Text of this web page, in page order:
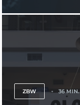
ZBW 36 MIN.